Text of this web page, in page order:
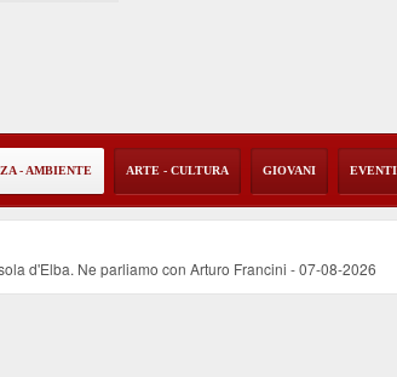
- AMBIENTE ARTE - CULTURA GIOVANI
d'Elba. Ne parliamo con Arturo Francini -07-08-2026
edizione